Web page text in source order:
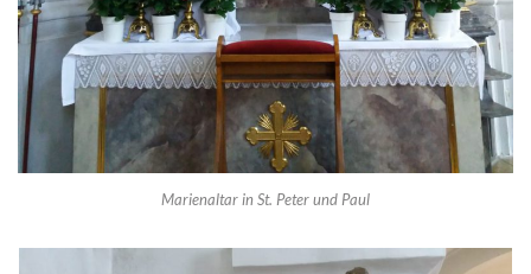
Marienaltar in St. Peter und Paul